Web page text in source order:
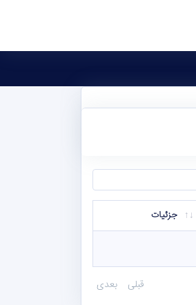
جزئیات
قبلی بعدی